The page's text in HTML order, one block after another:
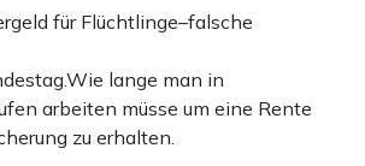
für Flüchtlinge–falsche
lange man in
arbeiten müsse um eine Rente
zu erhalten.